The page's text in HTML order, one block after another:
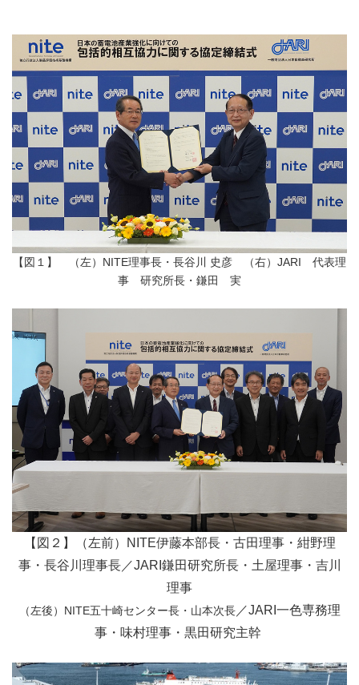
【図１】 （左）NITE理事長・長谷川 史彦 （右）JARI 代表理
事 研究所長・鎌田 実
【図２】（左前）NITE伊藤本部長・古田理事・紺野理
事・長谷川理事長／JARI鎌田研究所長・土屋理事・吉川
理事
（左後）NITE五十崎センター長・山本次長／JARI一色専務理
事・味村理事・黒田研究主幹